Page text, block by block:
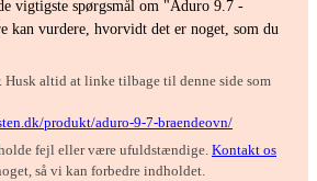
vigtigste spørgsmål om "Aduro 9.7 -
kan vurdere, hvorvidt det er noget, som du
Husk altid at linke tilbage til denne side som
produkt/aduro-9-7-braendeovn/
fejl eller være ufuldstændige. Kontakt os
så vi kan forbedre indholdet.